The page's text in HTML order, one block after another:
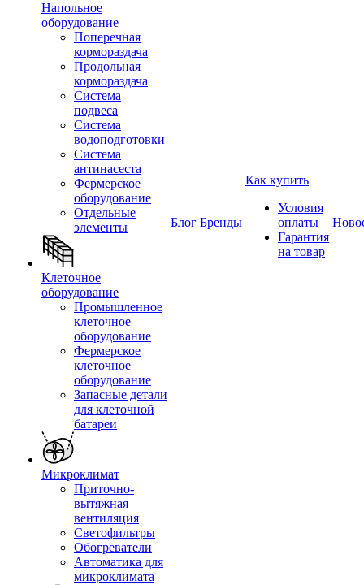
Напольное
оборудование
Поперечная
кормораздача
Продольная
кормораздача
Система
подвеса
Система
водоподготовки
Система
антинасеста
Фермерское
оборудование
Отдельные
элементы
Клеточное
оборудование
Промышленное
клеточное
оборудование
Фермерское
клеточное
оборудование
Запасные детали
для клеточной
батареи
Микроклимат
Приточно-
вытяжная
вентиляция
Светофильтры
Обогреватели
Автоматика для
микроклимата
Блог Бренды
Как купить
Условия
оплаты
Гарантия
на товар